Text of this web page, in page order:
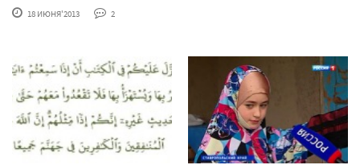
18 ИЮНЯ'2013 2